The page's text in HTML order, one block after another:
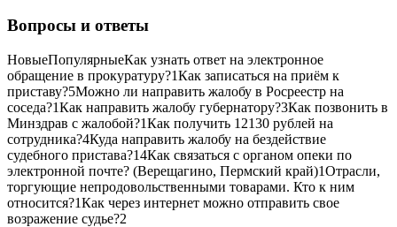
Вопросы и ответы
НовыеПопулярныеКак узнать ответ на электронное
обращение в прокуратуру?1Как записаться на приём к
приставу?5Можно ли направить жалобу в Росреестр на
соседа?1Как направить жалобу губернатору?3Как позвонить в
Минздрав с жалобой?1Как получить 12130 рублей на
сотрудника?4Куда направить жалобу на бездействие
судебного пристава?14Как связаться с органом опеки по
электронной почте? (Верещагино, Пермский край)1Отрасли,
торгующие непродовольственными товарами. Кто к ним
относится?1Как через интернет можно отправить свое
возражение судье?2